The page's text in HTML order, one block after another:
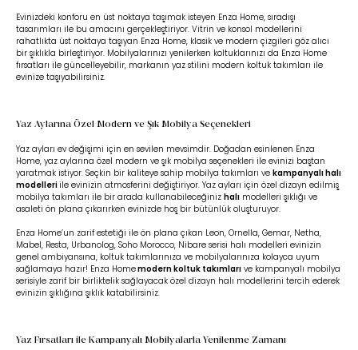
Evinizdeki konforu en üst noktaya taşımak isteyen Enza Home, sıradışı
tasarımları ile bu amacını gerçekleştiriyor. Vitrin ve konsol modellerini
rahatlıkta üst noktaya taşıyan Enza Home, klasik ve modern çizgileri göz alıcı
bir şıklıkla birleştiriyor. Mobilyalarınızı yenilerken koltuklarınızı da Enza Home
fırsatları ile güncelleyebilir, markanın yaz stilini modern koltuk takımları ile
evinize taşıyabilirsiniz.
Yaz Aylarına Özel Modern ve Şık Mobilya Seçenekleri
Yaz ayları ev değişimi için en sevilen mevsimdir. Doğadan esinlenen Enza
Home, yaz aylarına özel modern ve şık mobilya seçenekleri ile evinizi baştan
yaratmak istiyor. Seçkin bir kaliteye sahip mobilya takımları ve kampanyalı halı
modelleriile evinizin atmosferini değiştiriyor. Yaz ayları için özel dizayn edilmiş
mobilya takımları ile bir arada kullanabileceğiniz halı modelleri şıklığı ve
asaleti ön plana çıkarırken evinizde hoş bir bütünlük oluşturuyor.
Enza Home’un zarif estetiği ile ön plana çıkan Leon, Ornella, Gemar, Netha,
Mabel, Resta, Urbanolog, Soho Morocco, Nibare serisi halı modelleri evinizin
genel ambiyansına, koltuk takımlarınıza ve mobilyalarınıza kolayca uyum
sağlamaya hazır! Enza Homemodern koltuk takımları ve kampanyalı mobilya
serisiyle zarif bir birliktelik sağlayacak özel dizayn halı modellerini tercih ederek
evinizin şıklığına şıklık katabilirsiniz.
Yaz Fırsatları ile Kampanyalı Mobilyalarla Yenilenme Zamanı